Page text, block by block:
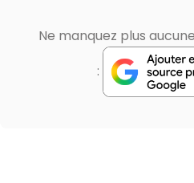
Ne manquez plus
: